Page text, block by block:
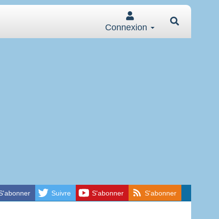
Connexion
Suivre S'abonner S'abonner